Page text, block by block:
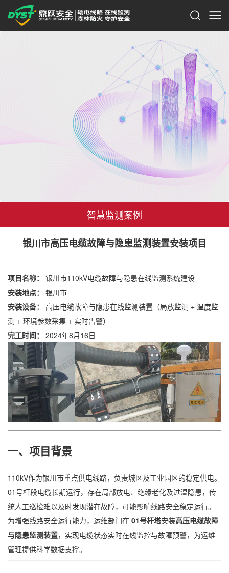
智慧监测案例
银川市高压电缆故障与隐患监测装置安装项目
项目名称： 银川市110kV电缆故障与隐患在线监测系统建设
安装地点：
银川市
安装设备：
高压电缆故障与隐患在线监测装置（局放监测 + 温度监
测 + 环境参数采集 + 实时告警）
完工时间：
2024年8月16日
一、项目背景
110kV作为银川市重点供电线路，负责城区及工业园区的稳定供电。
01号杆段电缆长期运行，存在局部放电、绝缘老化及过温隐患，传
统人工巡检难以及时发现潜在故障，可能影响线路安全稳定运行。
为增强线路安全运行能力，运维部门在 01号杆塔安装高压电缆故障
与隐患监测装置，实现电缆状态实时在线监控与故障预警，为运维
管理提供科学数据支撑。